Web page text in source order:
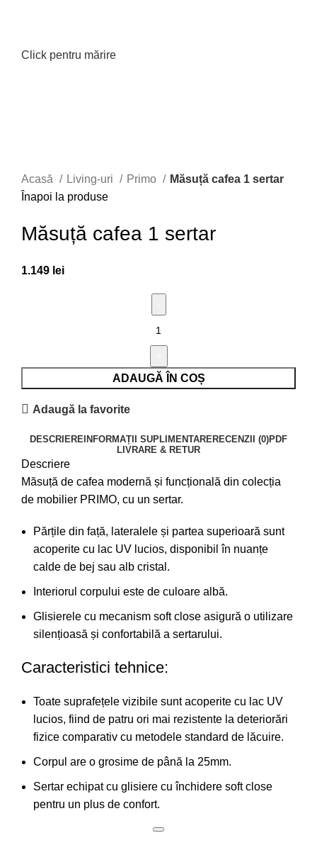
Click pentru mărire
Acasă Living-uri Primo
Măsuță cafea 1 sertar
Înapoi la produse
Măsuță cafea 1 sertar
1.149 lei
ADAUGĂ ÎN COȘ
Adaugă la favorite
DESCRIERE INFORMAȚII SUPLIMENTARERECENZII (0)PDF
LIVRARE & RETUR
Descriere
Măsuță de cafea modernă și funcțională din colecția
de mobilier PRIMO, cu un sertar.
Părțile din față, lateralele și partea superioară sunt
acoperite cu lac UV lucios, disponibil în nuanțe
calde de bej sau alb cristal.
Interiorul corpului este de culoare albă.
Glisierele cu mecanism soft close asigură o utilizare
silențioasă și confortabilă a sertarului.
Caracteristici tehnice:
Toate suprafețele vizibile sunt acoperite cu lac UV
lucios, fiind de patru ori mai rezistente la deteriorări
fizice comparativ cu metodele standard de lăcuire.
Corpul are o grosime de până la 25mm.
Sertar echipat cu glisiere cu închidere soft close
pentru un plus de confort.